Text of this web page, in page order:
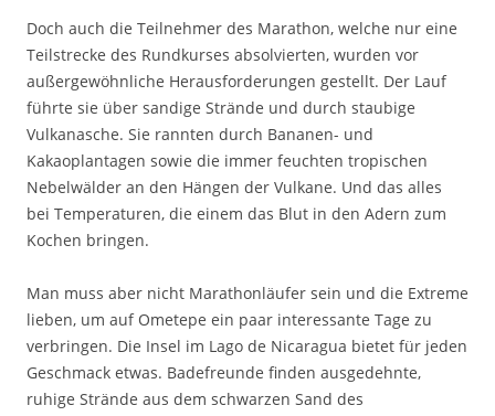
Doch auch die Teilnehmer des Marathon, welche nur eine
Teilstrecke des Rundkurses absolvierten, wurden vor
außergewöhnliche Herausforderungen gestellt. Der Lauf
führte sie über sandige Strände und durch staubige
Vulkanasche. Sie rannten durch Bananen- und
Kakaoplantagen sowie die immer feuchten tropischen
Nebelwälder an den Hängen der Vulkane. Und das alles
bei Temperaturen, die einem das Blut in den Adern zum
Kochen bringen.
Man muss aber nicht Marathonläufer sein und die Extreme
lieben, um auf Ometepe ein paar interessante Tage zu
verbringen. Die Insel im Lago de Nicaragua bietet für jeden
Geschmack etwas. Badefreunde finden ausgedehnte,
ruhige Strände aus dem schwarzen Sand des